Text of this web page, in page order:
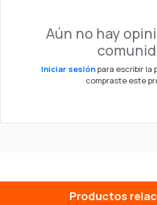
Aún no hay
Iniciar sesiónpara escribir la
compraste este
Productos